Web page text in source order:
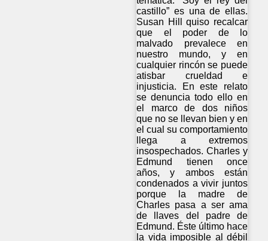
castillo” es una de ellas.
Susan Hill quiso recalcar
que el poder de lo
malvado prevalece en
nuestro mundo, y en
cualquier rincón se puede
atisbar crueldad e
injusticia. En este relato
se denuncia todo ello en
el marco de dos niños
que no se llevan bien y en
el cual su comportamiento
llega a extremos
insospechados. Charles y
Edmund tienen once
años, y ambos están
condenados a vivir juntos
porque la madre de
Charles pasa a ser ama
de llaves del padre de
Edmund. Éste último hace
la vida imposible al débil